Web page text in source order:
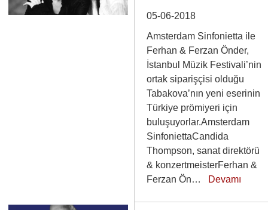
05-06-2018
Amsterdam Sinfonietta ile
Ferhan & Ferzan Önder,
İstanbul Müzik Festivali’nin
ortak siparişçisi olduğu
Tabakova’nın yeni eserinin
Türkiye prömiyeri için
buluşuyorlar.Amsterdam
SinfoniettaCandida
Thompson, sanat direktörü
& konzertmeisterFerhan &
Ferzan Ön… Devamı